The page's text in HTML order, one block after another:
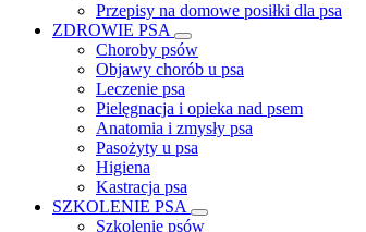
Przepisy na domowe posiłki dla psa
ZDROWIE PSA
Choroby psów
Objawy chorób u psa
Leczenie psa
Pielęgnacja i opieka nad psem
Anatomia i zmysły psa
Pasożyty u psa
Higiena
Kastracja psa
SZKOLENIE PSA
Szkolenie psów